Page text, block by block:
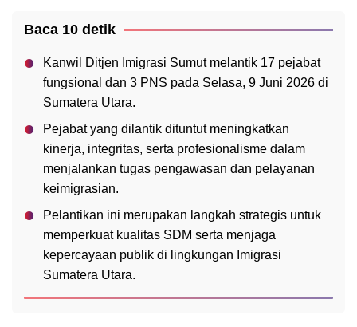
Baca 10 detik
Kanwil Ditjen Imigrasi Sumut melantik 17 pejabat
fungsional dan 3 PNS pada Selasa, 9 Juni 2026 di
Sumatera Utara.
Pejabat yang dilantik dituntut meningkatkan
kinerja, integritas, serta profesionalisme dalam
menjalankan tugas pengawasan dan pelayanan
keimigrasian.
Pelantikan ini merupakan langkah strategis untuk
memperkuat kualitas SDM serta menjaga
kepercayaan publik di lingkungan Imigrasi
Sumatera Utara.